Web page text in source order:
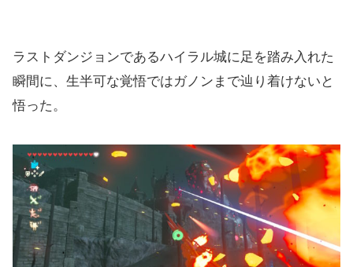
ラストダンジョンであるハイラル城に足を踏み入れた
瞬間に、生半可な覚悟ではガノンまで辿り着けないと
悟った。